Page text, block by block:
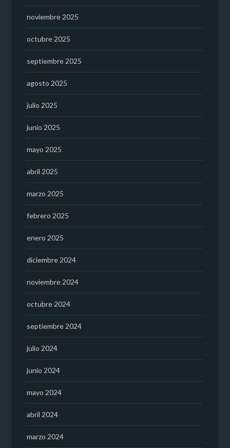
noviembre 2025
octubre 2025
septiembre 2025
agosto 2025
julio 2025
junio 2025
mayo 2025
abril 2025
marzo 2025
febrero 2025
enero 2025
diciembre 2024
noviembre 2024
octubre 2024
septiembre 2024
julio 2024
junio 2024
mayo 2024
abril 2024
marzo 2024